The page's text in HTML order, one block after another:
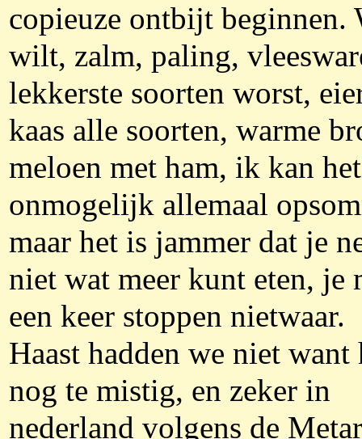
copieuze ontbijt beginnen.
wilt, zalm, paling,
lekkerste soorten worst,
kaas alle soorten, warme
meloen met ham, ik kan het
onmogelijk allemaal
maar het is jammer dat je
niet wat meer kunt eten, je
een keer stoppen nietwaar.
Haast hadden we niet want
nog te mistig, en zeker in
nederland volgens de